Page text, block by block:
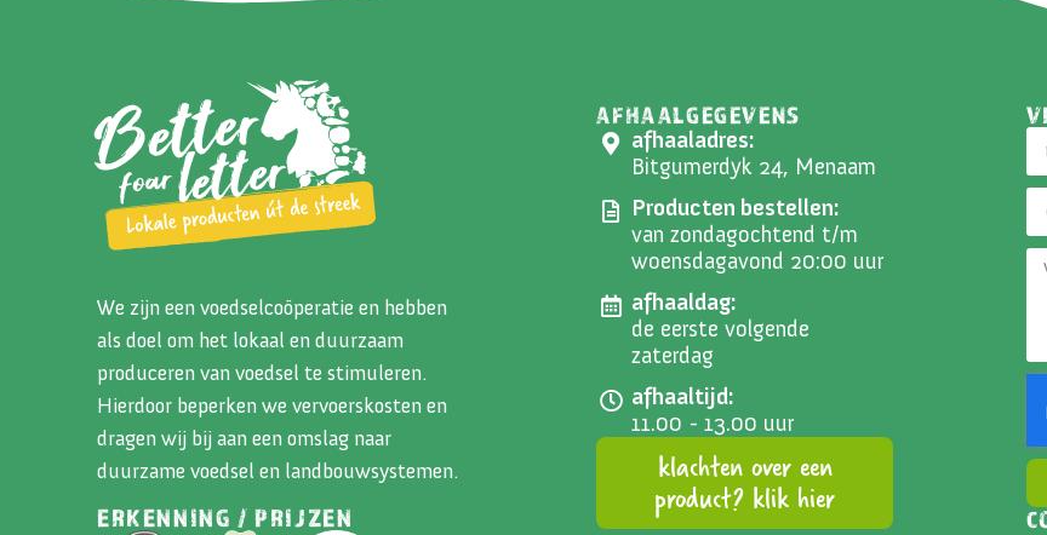
We zijn een voedselcoöperatie en hebben
als doel om het lokaal en duurzaam
produceren van voedsel te stimuleren.
Hierdoor beperken we vervoerskosten en
dragen wij bij aan een omslag naar
duurzame voedsel en landbouwsystemen.
ERKENNING / PRIJZEN
AFHAALGEGEVENS
afhaaladres:
Bitgumerdyk 24, Menaam
Producten bestellen:
van zondagochtend t/m
woensdagavond 20:00 uur
afhaaldag:
de eerste volgende
zaterdag
afhaaltijd:
11.00 - 13.00 uur
klachten over een
product? klik hier